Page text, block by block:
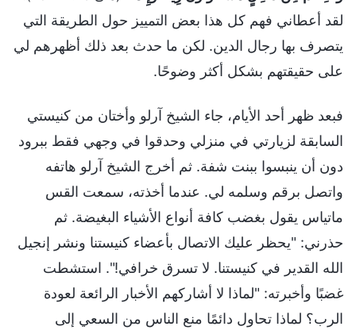
لقد أعطاني فهم كل هذا بعض التمييز حول الطريقة التي
يتصرف بها رجال الدين. لكن ما حدث بعد ذلك أظهرهم لي
على حقيقتهم بشكل أكثر وضوحًا.
فبعد ظهر أحد الأيام، جاء الشيخ آرلو وأختان من كنيستي
السابقة لزيارتي في منزلي وحدقوا في وجهي فقط ببرود
دون أن ينبسوا ببنت شفة. ثم أخرج الشيخ آرلو هاتفه
واتصل برقم وسلمه لي. عندما أخذته، سمعت القس
ماتياس يقول بغضب كافة أنواع الأشياء البغيضة. ثم
حذرني: "يحظر عليك الاتصال بأعضاء كنيستنا ونشر إنجيل
الله القدير في كنيستنا. لا تسرق خرافي!". استشطت
غضبًا وأخبرته: "لماذا لا أشاركهم الأخبار الرائعة لعودة
الرب؟ لماذا تحاول دائمًا منع الناس من السعي إلى